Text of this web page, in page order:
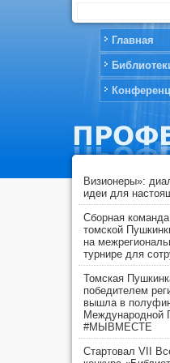
Главная
Визионеры»:
идеи для
Сборная
томской
на
турнире для
Томская
победителем
вышла в
Международной
#МЫВМЕСТЕ
Стартовал VII